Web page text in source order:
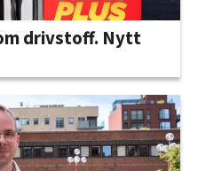
drivstoff. Nytt